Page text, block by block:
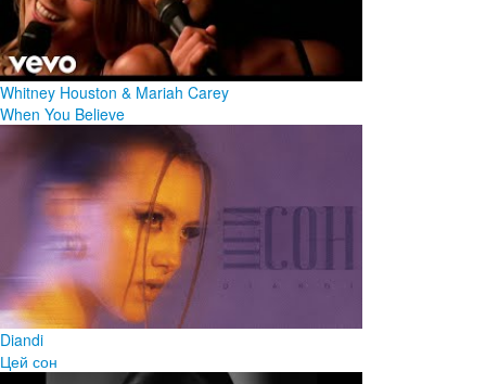
Whitney Houston & Mariah Carey
When You Believe
Diandi
Цей сон